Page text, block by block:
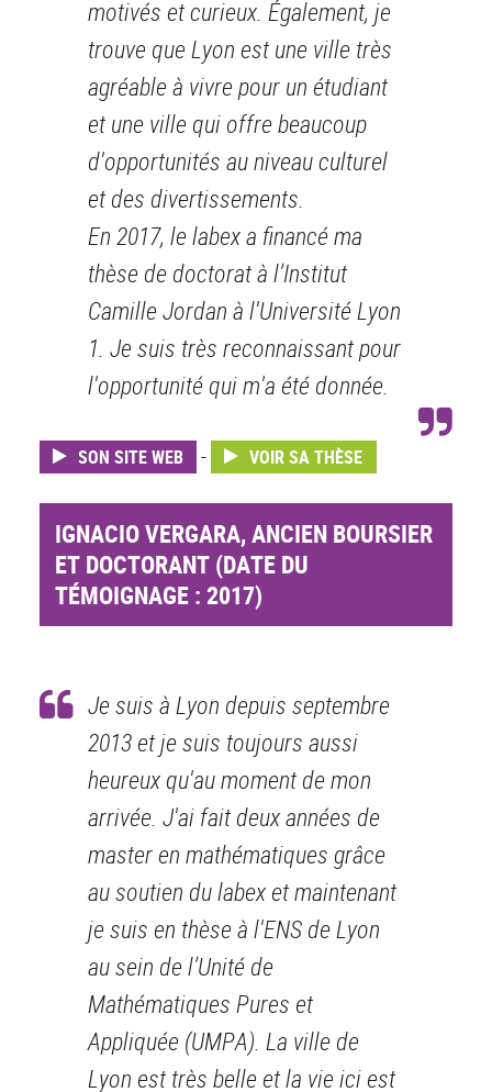
motivés et curieux. Également, je
trouve que Lyon est une ville très
agréable à vivre pour un étudiant
et une ville qui offre beaucoup
d'opportunités au niveau culturel
et des divertissements.
En 2017, le labex a financé ma
thèse de doctorat à l’Institut
Camille Jordan à l'Université Lyon
1. Je suis très reconnaissant pour
l'opportunité qui m'a été donnée.
SON SITE WEB - VOIR SA THÈSE
IGNACIO VERGARA, ANCIEN BOURSIER
ET DOCTORANT (DATE DU
TÉMOIGNAGE : 2017)
Je suis à Lyon depuis septembre
2013 et je suis toujours aussi
heureux qu'au moment de mon
arrivée. J'ai fait deux années de
master en mathématiques grâce
au soutien du labex et maintenant
je suis en thèse à l'ENS de Lyon
au sein de l’Unité de
Mathématiques Pures et
Appliquée (UMPA). La ville de
Lyon est très belle et la vie ici est